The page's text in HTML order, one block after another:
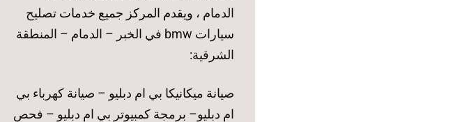
الدمام ، ويقدم المركز جميع خدمات تصليح
سيارات bmw في الخبر – الدمام – المنطقة
الشرقية:
صيانة ميكانيكا بي ام دبليو – صيانة كهرباء بي
ام دبليو– برمجة كمبيوتر بي ام دبليو – فحص